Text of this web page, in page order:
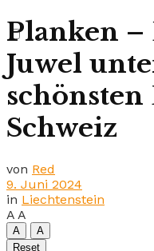
Planken –
Juwel
Schweiz
von Red
9. Juni 2024
in Liechtenstein
A A
A
A
Reset